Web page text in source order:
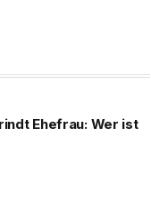
Ehefrau: Wer ist